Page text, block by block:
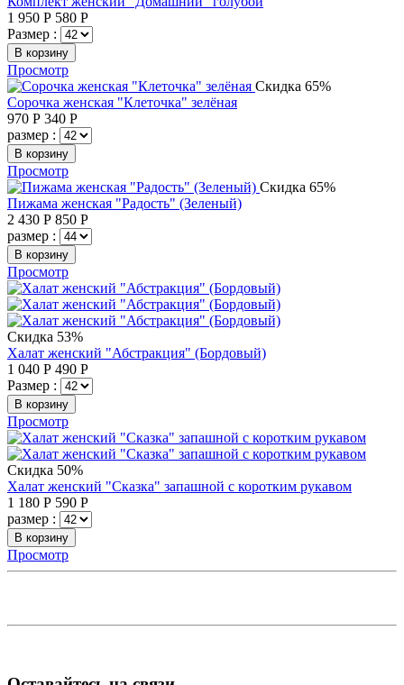
1 950 Р 580 Р
Размер :
В корзину
Просмотр
Скидка 65%
Сорочка женская "Клеточка" зелёная
970 Р 340 Р
размер :
В корзину
Просмотр
Скидка 65%
Пижама женская "Радость" (Зеленый)
2 430 Р 850 Р
размер :
В корзину
Просмотр
Скидка 53%
Халат женский "Абстракция" (Бордовый)
1 040 Р 490 Р
Размер :
В корзину
Просмотр
Скидка 50%
Халат женский "Сказка" запашной с коротким рукавом
1 180 Р 590 Р
размер :
В корзину
Просмотр